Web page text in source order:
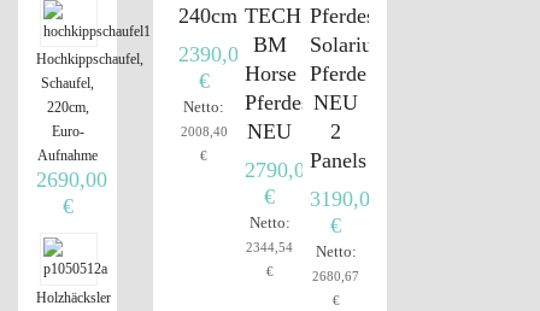
240cm
2390,00
€
Netto:
2008,40
€
TECH
BM
Horse
Pferdesolarium
NEU
2790,00
€
Netto:
2344,54
€
Pferdesolarium
Solarium
Pferde
NEU
2
Panels
3190,00
€
Netto:
2680,67
€
Hochkippschaufel,
Schaufel,
220cm,
Euro-
Aufnahme
2690,00
€
Holzhäcksler